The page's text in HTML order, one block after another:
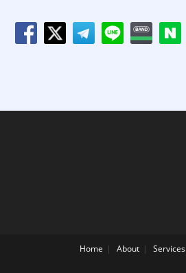
Home About Services